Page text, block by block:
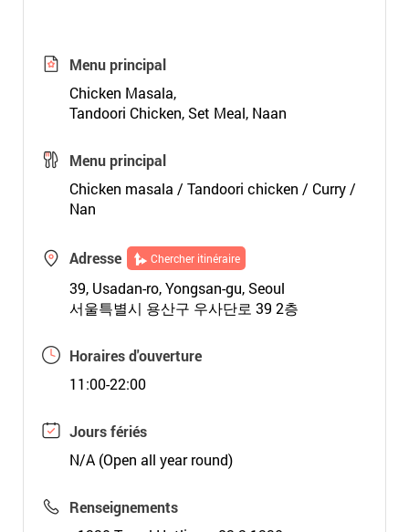
Menu principal
Chicken Masala,
Tandoori Chicken, Set Meal, Naan
Menu principal
Chicken masala / Tandoori chicken / Curry /
Nan
Adresse Chercher itinéraire
39, Usadan-ro, Yongsan-gu, Seoul
서울특별시 용산구 우사단로 39 2층
Horaires d'ouverture
11:00-22:00
Jours fériés
N/A (Open all year round)
Renseignements